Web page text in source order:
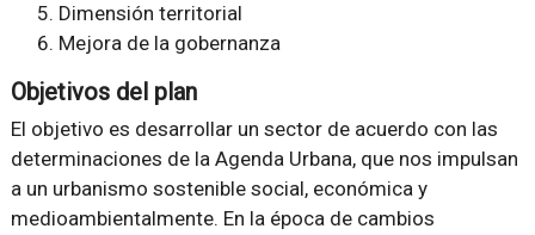
Dimensión territorial
Mejora de la gobernanza
Objetivos del plan
El objetivo es desarrollar un sector de acuerdo con las
determinaciones de la Agenda Urbana, que nos impulsan
a un urbanismo sostenible social, económica y
medioambientalmente. En la época de cambios